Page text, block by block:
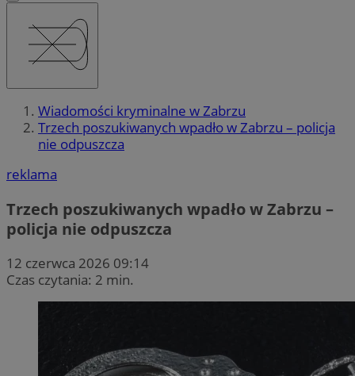
Wiadomości kryminalne w Zabrzu
Trzech poszukiwanych wpadło w Zabrzu – policja
nie odpuszcza
reklama
Trzech poszukiwanych wpadło w Zabrzu –
policja nie odpuszcza
12 czerwca 2026 09:14
Czas czytania: 2 min.